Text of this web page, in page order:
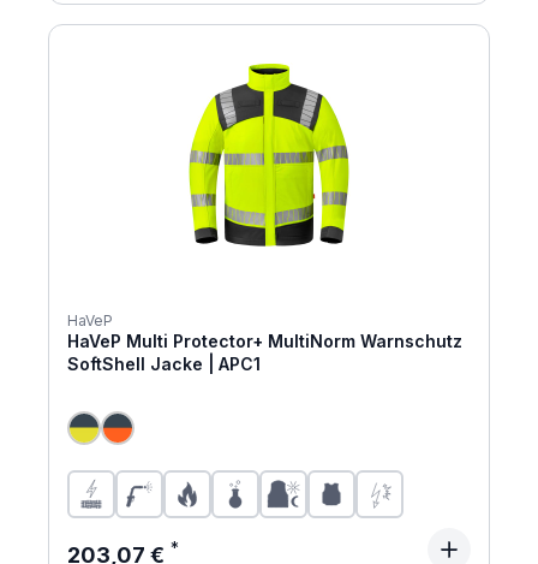
HaVeP
HaVeP Multi Protector+ MultiNorm Warnschutz
SoftShell Jacke | APC1
Regulärer Preis:
203,07 €